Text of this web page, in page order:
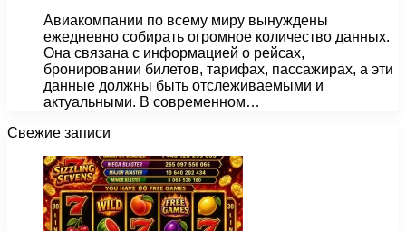
Авиакомпании по всему миру вынуждены
ежедневно собирать огромное количество данных.
Она связана с информацией о рейсах,
бронировании билетов, тарифах, пассажирах, а эти
данные должны быть отслеживаемыми и
актуальными. В современном…
Свежие записи